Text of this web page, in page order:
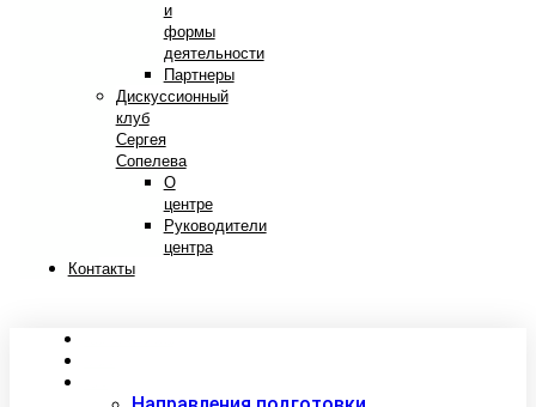
и
формы
деятельности
Партнеры
Дискуссионный
клуб
Сергея
Сопелева
О
центре
Руководители
центра
Контакты